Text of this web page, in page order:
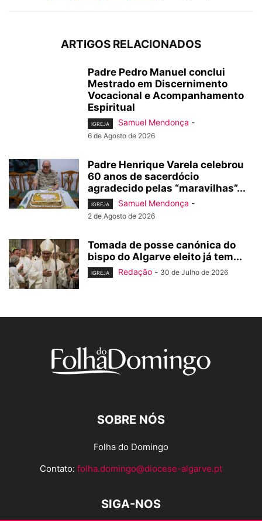
ARTIGOS RELACIONADOS
Padre Pedro Manuel conclui
Mestrado em Discernimento
Vocacional e Acompanhamento
Espiritual
IGREJA Samuel Mendonça -
6 de Agosto de 2026
Padre Henrique Varela celebrou
60 anos de sacerdócio
agradecido pelas “maravilhas”...
IGREJA Samuel Mendonça -
2 de Agosto de 2026
Tomada de posse canónica do
bispo do Algarve eleito já tem...
IGREJA Redação - 30 de Julho de 2026
SOBRE NÓS
Folha do Domingo
Contato: folha.domingo@diocese-algarve.pt
SIGA-NOS